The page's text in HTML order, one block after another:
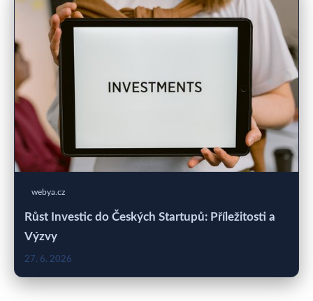
webya.cz
Růst Investic do Českých Startupů: Příležitosti a
Výzvy
27. 6. 2026